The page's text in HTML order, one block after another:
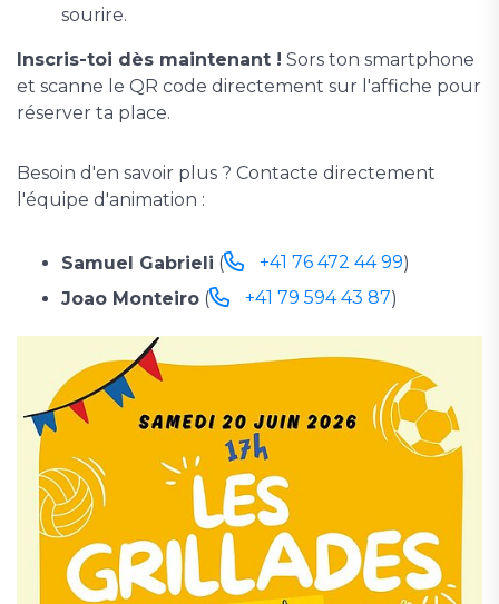
sourire.
Inscris-toi dès maintenant ! Sors ton smartphone
et scanne le QR code directement sur l'affiche pour
réserver ta place.
Besoin d'en savoir plus ? Contacte directement
l'équipe d'animation :
Samuel Gabrieli ( +41 76 472 44 99)
Joao Monteiro ( +41 79 594 43 87)